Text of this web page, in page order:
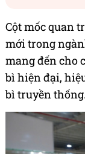
Cột mốc quan
mới trong
mang đến cho
bì hiện đại,
bì truyền thống.